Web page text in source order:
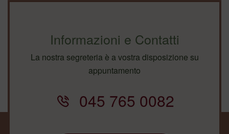
Informazioni e Contatti
La nostra segreteria è a vostra disposizione su
appuntamento
045 765 0082